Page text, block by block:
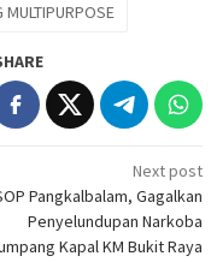
MULTIPURPOSE
Next post
Pangkalbalam, Gagalkan
Penyelundupan Narkoba
Kapal KM Bukit Raya